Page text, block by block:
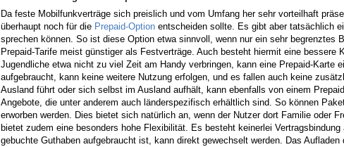
Da feste Mobilfunkverträge sich preislich und vom Umfang her sehr vorteilhaft
überhaupt noch für die Prepaid-Option entscheiden sollte. Es gibt aber tatsächlich
sprechen können. So ist diese Option etwa sinnvoll, wenn nur ein sehr begrenztes
Prepaid-Tarife meist günstiger als Festverträge. Auch besteht hiermit eine bessere
Jugendliche etwa nicht zu viel Zeit am Handy verbringen, kann eine Prepaid-Karte
aufgebraucht, kann keine weitere Nutzung erfolgen, und es fallen auch keine
Ausland führt oder sich selbst im Ausland aufhält, kann ebenfalls von einem
Angebote, die unter anderem auch länderspezifisch erhältlich sind. So können
erworben werden. Dies bietet sich natürlich an, wenn der Nutzer dort Familie oder
bietet zudem eine besonders hohe Flexibilität. Es besteht keinerlei
gebuchte Guthaben aufgebraucht ist, kann direkt gewechselt werden. Das